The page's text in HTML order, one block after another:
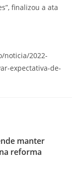
finalizou a ata
noticia/2022-
expectativa-de-
manter
reforma